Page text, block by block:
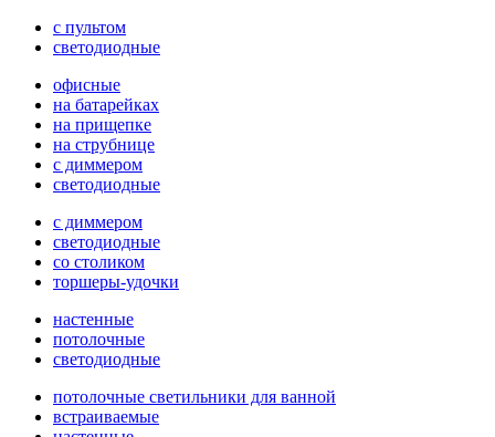
с пультом
светодиодные
офисные
на батарейках
на прищепке
на струбнице
с диммером
светодиодные
с диммером
светодиодные
со столиком
торшеры-удочки
настенные
потолочные
светодиодные
потолочные светильники для ванной
встраиваемые